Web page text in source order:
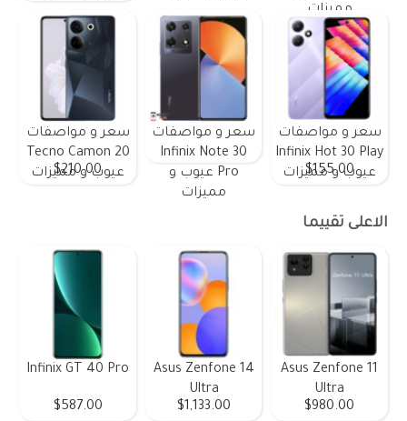
مميزات
سعر و مواصفات
Infinix Hot 30 Play
عيوب و مميزات
$155.00
سعر و مواصفات
Infinix Note 30
Pro عيوب و
مميزات
سعر و مواصفات
Tecno Camon 20
عيوب و مميزات
$210.00
الاعلى تقييما
Asus Zenfone 11
Ultra
$980.00
Asus Zenfone 14
Ultra
$1,133.00
Infinix GT 40 Pro
$587.00